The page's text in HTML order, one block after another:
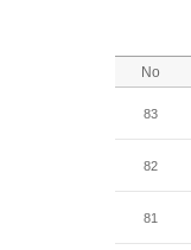
No
83
82
81